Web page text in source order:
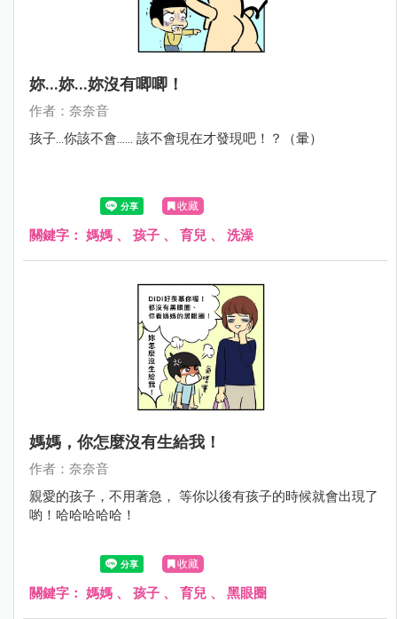
妳...妳...妳沒有唧唧！
作者：奈奈音
孩子...你該不會...... 該不會現在才發現吧！？（暈）
收藏
關鍵字： 媽媽 、 孩子 、 育兒 、 洗澡
媽媽，你怎麼沒有生給我！
作者：奈奈音
親愛的孩子，不用著急， 等你以後有孩子的時候就會出現了
喲！哈哈哈哈哈！
收藏
關鍵字： 媽媽 、 孩子 、 育兒 、 黑眼圈